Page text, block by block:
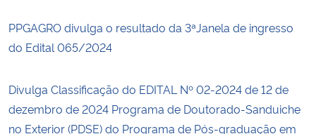
Ministério da Mulher, da Família e dos Direitos Humanos
Secretaria de Governo
PPGAGRO divulga o resultado da 3ªJanela de ingresso
do Edital 065/2024
Divulga Classificação do EDITAL Nº 02-2024 de 12 de
dezembro de 2024 Programa de Doutorado-Sanduiche
no Exterior (PDSE) do Programa de Pós-graduação em